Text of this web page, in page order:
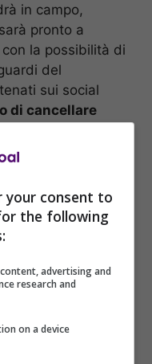
in campo,
pronto a
la possibilità di
del
sui social
di cancellare
Scudetto.
your consent to
the following
advertising and
research and
on a device